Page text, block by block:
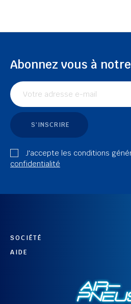
Abonnez vous à
S'INSCRIRE
J'accepte les conditions
confidentialité
SOCIÉTÉ
AIDE